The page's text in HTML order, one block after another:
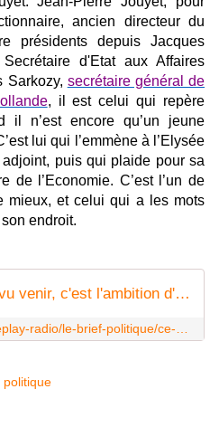
ancien directeur du
présidents depuis Jacques
d'Etat aux Affaires
Sarkozy, secrétaire général de
, il est celui qui repère
il n’est encore qu’un jeune
lui qui l’emmène à l’Elysée
puis qui plaide pour sa
de l’Economie. C’est l’un de
mieux, et celui qui a les mots
endroit.
"Ce que je n'avais pas vu venir, c'est l'ambition d'Emmanuel" : Jean-Pierre Jouyet raconte dans un livre l'ascension de Macron vers l'Elysée
politique